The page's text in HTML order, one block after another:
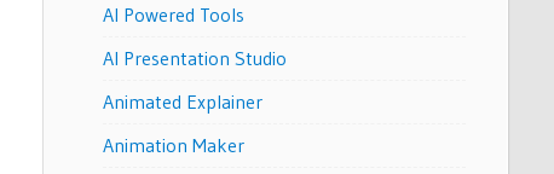
AI Powered Tools
AI Presentation Studio
Animated Explainer
Animation Maker